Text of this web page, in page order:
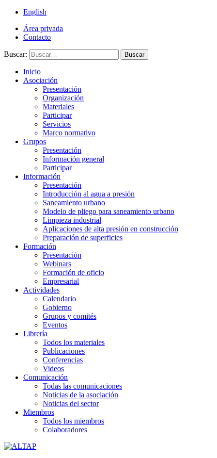
English
Área privada
Contacto
Buscar: Buscar
Inicio
Asociación
Presentación
Organización
Materiales
Participar
Servicios
Marco normativo
Grupos
Presentación
Información general
Participar
Información
Presentación
Introducción al agua a presión
Saneamiento urbano
Modelo de pliego para saneamiento urbano
Limpieza industrial
Aplicaciones de alta presión en construcción
Preparación de superficies
Formación
Presentación
Webinars
Formación de oficio
Empresarial
Actividades
Calendario
Gobierno
Grupos y comités
Eventos
Librería
Todos los materiales
Publicaciones
Conferencias
Videos
Comunicación
Todas las comunicaciones
Noticias de la asociación
Noticias del sector
Miembros
Todos los miembros
Colaboradores